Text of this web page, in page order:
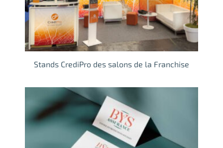
Stands CrediPro des salons de la Franchise